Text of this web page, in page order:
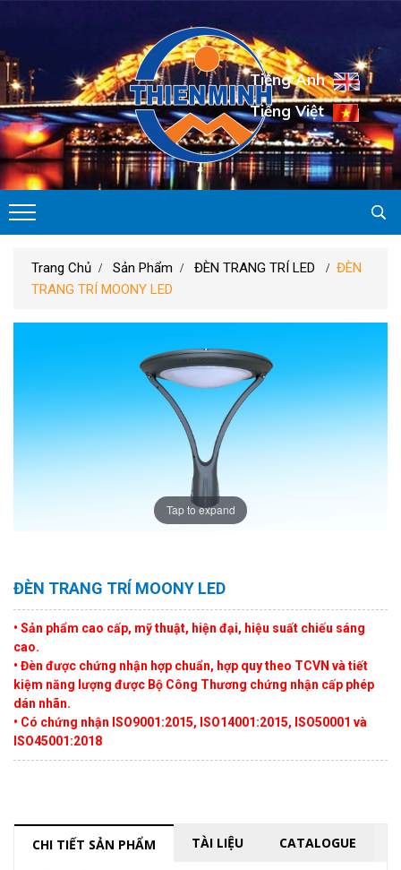
Tiếng Anh
Tiếng Việt
Trang Chủ Sản Phẩm ĐÈN TRANG TRÍ LED
ĐÈN
TRANG TRÍ MOONY LED
Tap to expand
ĐÈN TRANG TRÍ MOONY LED
• Sản phẩm cao cấp, mỹ thuật, hiện đại, hiệu suất chiếu sáng
cao.
• Đèn được chứng nhận hợp chuẩn, hợp quy theo TCVN và tiết
kiệm năng lượng được Bộ Công Thương chứng nhận cấp phép
dán nhãn.
• Có chứng nhận ISO9001:2015, ISO14001:2015, ISO50001 và
ISO45001:2018
CHI TIẾT SẢN PHẨM TÀI LIỆU CATALOGUE